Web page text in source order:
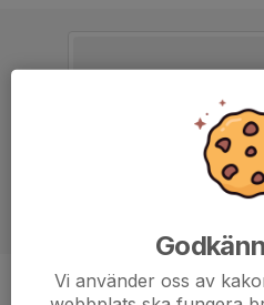
Position -
Vi använder oss av